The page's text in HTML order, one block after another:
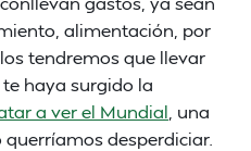
alimentación, por
tendremos que llevar
haya surgido la
a ver el Mundial , una
desperdiciar.